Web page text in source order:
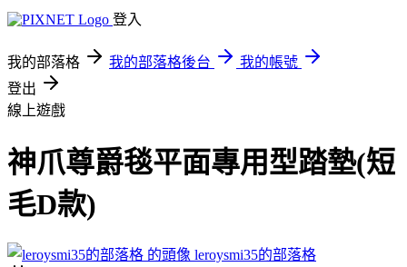
登入
我的部落格 我的部落格後台
我的帳號
登出
線上遊戲
神爪尊爵毯平面專用型踏墊(短
毛D款)
leroysmi35的部落格